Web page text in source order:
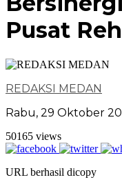
Pusat
REDAKSI MEDAN
Rabu, 29 Oktober
50165 views
URL berhasil dicopy